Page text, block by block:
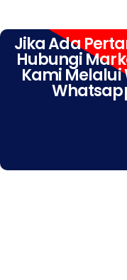
Jika Ada
Hubungi
Kami Melalui